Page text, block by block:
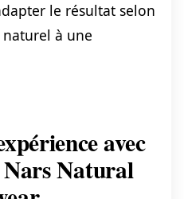
le résultat selon
naturel à une
avec
Natural